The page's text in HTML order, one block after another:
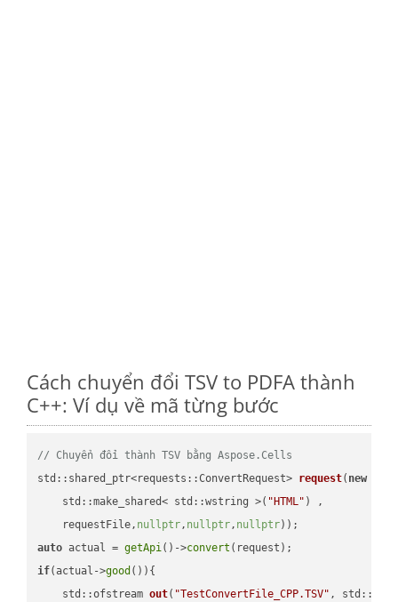
Cách chuyển đổi TSV to PDFA thành
C++: Ví dụ về mã từng bước
// Chuyển đổi thành TSV bằng Aspose.Cells
std::shared_ptr<requests::ConvertRequest> request( new
    std::make_shared< std::wstring >(
"HTML" ) ,
    requestFile,
nullptr, nullptr, nullptr))
auto actual = getApi()->convert
if(actual->good ()){
std::ofstream out( "TestConvertFile_CPP.TSV" ,